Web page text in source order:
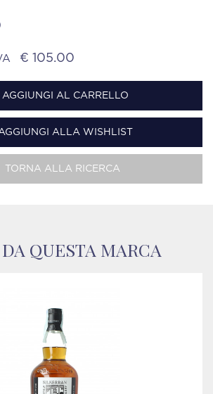
€ 105.00
AGGIUNGI AL CARRELLO
ALLA WISHLIST
TORNA ALLA RICERCA
QUESTA MARCA